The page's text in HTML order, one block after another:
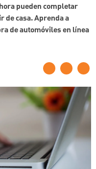
pueden completar
de casa. Aprenda a
de automóviles en línea